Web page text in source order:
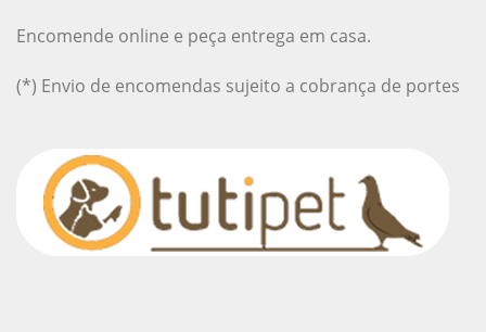
Encomende online e peça entrega em casa.
(*) Envio de encomendas sujeito a cobrança de portes